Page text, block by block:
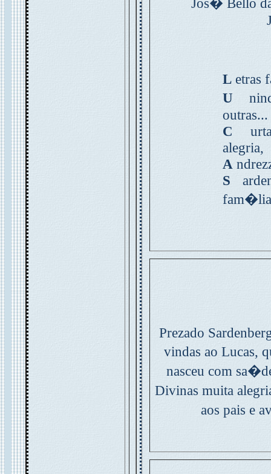
L etras
U
outras...
C
alegria,
A
S
Prezado
vindas ao Lucas,
nasceu com
Divinas muita
aos pais e